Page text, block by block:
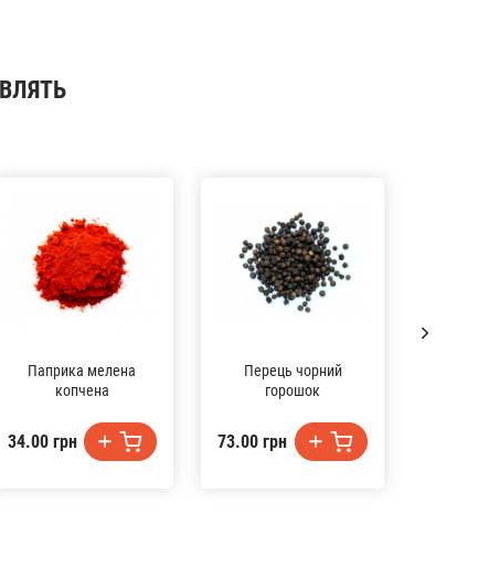
Паприка мелена
копчена
34.00 грн
Перець чорний
горошок
73.00 грн